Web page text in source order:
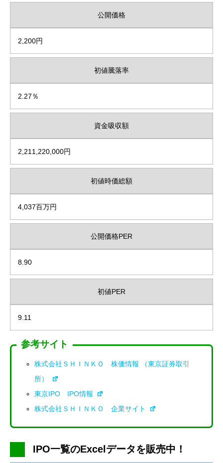
公開価格
2,200円
初値騰落率
2.27％
資金吸収額
2,211,220,000円
初値時価総額
4,037百万円
公開価格PER
8.90
初値PER
9.11
参考サイト
株式会社ＳＨＩＮＫＯ 株価情報 （東京証券取引
所）
東京IPO IPO情報
株式会社ＳＨＩＮＫＯ 企業サイト
IPO一覧のExcelデータを販売中！